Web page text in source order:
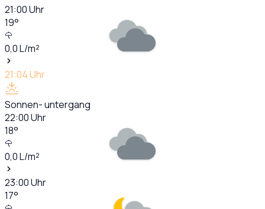
21:00Uhr
19°
0,0L/m²
21:04Uhr
Sonnen- untergang
22:00Uhr
18°
0,0L/m²
23:00Uhr
17°